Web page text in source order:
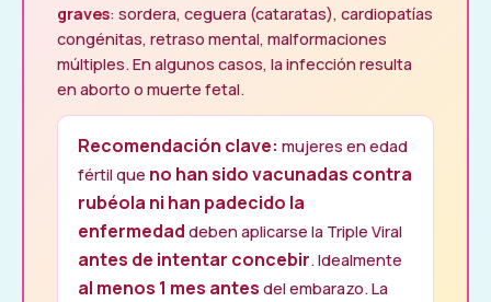
graves: sordera, ceguera (cataratas), cardiopatías
congénitas, retraso mental, malformaciones
múltiples. En algunos casos, la infección resulta
en aborto o muerte fetal.
Recomendación clave: mujeres en edad
fértil que no han sido vacunadas contra
rubéola ni han padecido la
enfermedad deben aplicarse la Triple Viral
antes de intentar concebir. Idealmente
al menos 1 mes antes del embarazo. La